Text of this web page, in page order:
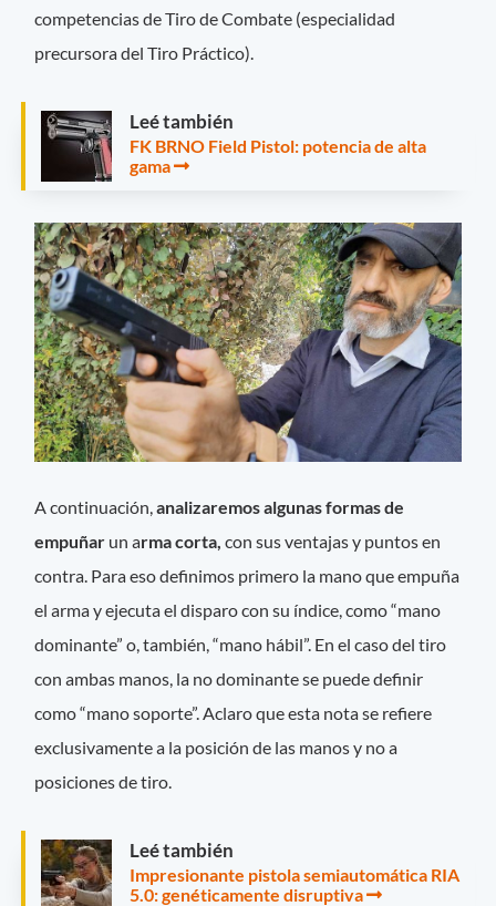
competencias de Tiro de Combate (especialidad
precursora del Tiro Práctico).
Leé también
FK BRNO Field Pistol: potencia de alta
gama
A continuación,analizaremos algunas formas de
empuñar un arma corta,con sus ventajas y puntos en
contra. Para eso definimos primero la mano que empuña
el arma y ejecuta el disparo con su índice, como “mano
dominante” o, también, “mano hábil”. En el caso del tiro
con ambas manos, la no dominante se puede definir
como “mano soporte”. Aclaro que esta nota se refiere
exclusivamente a la posición de las manos y no a
posiciones de tiro.
Leé también
Impresionante pistola semiautomática RIA
5.0: genéticamente disruptiva